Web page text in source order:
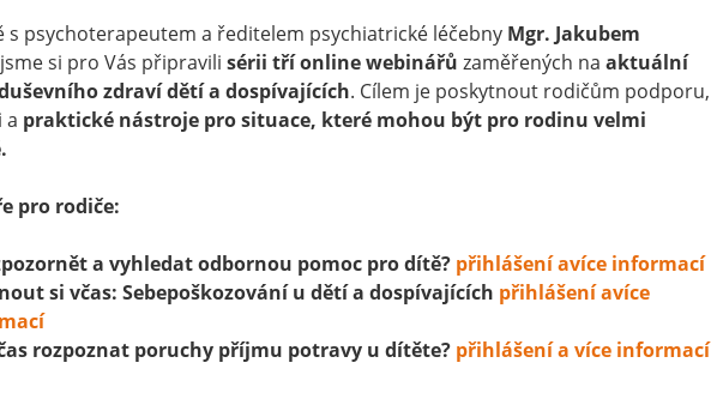
s psychoterapeutem a ředitelem psychiatrické léčebny Mgr. Jakubem
jsme si pro Vás připravili sérii tří online webinářů zaměřených na aktuální
zdraví dětí a dospívajících. Cílem je poskytnout rodičům podporu,
a praktické nástroje pro situace, které mohou být pro rodinu velmi
pro rodiče:
a vyhledat odbornou pomoc pro dítě? přihlášení avíce informací
si včas: Sebepoškozování u dětí a dospívajících přihlášení avíce
rozpoznat poruchy příjmu potravy u dítěte? přihlášení a více informací